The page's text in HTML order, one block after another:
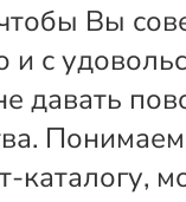
Вы
и с
давать
каталогу,